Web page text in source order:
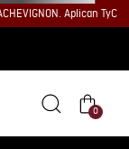
Aplican TyC
0